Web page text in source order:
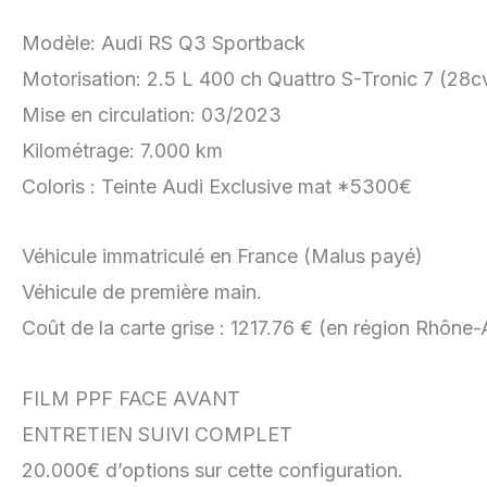
Modèle: Audi RS Q3 Sportback
Motorisation: 2.5 L 400 ch Quattro S-Tronic 7
Mise en circulation: 03/2023
Kilométrage: 7.000 km
Coloris : Teinte Audi Exclusive mat *5300€
Véhicule immatriculé en France (Malus payé)
Véhicule de première main.
Coût de la carte grise : 1217.76 € (en région Rhône-
FILM PPF FACE AVANT
ENTRETIEN SUIVI COMPLET
20.000€ d’options sur cette configuration.